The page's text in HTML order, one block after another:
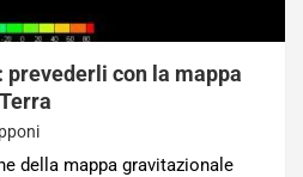
con la mappa
della mappa gravitazionale